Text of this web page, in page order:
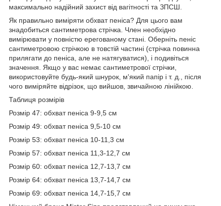
максимально надійний захист від вагітності та ЗПСШ.
Як правильно виміряти обхват пеніса? Для цього вам
знадобиться сантиметрова стрічка. Член необхідно
вимірювати у повністю ерегованому стані. Оберніть пеніс
сантиметровою стрічкою в товстій частині (стрічка повинна
прилягати до пеніса, але не натягуватися), і подивіться
значення. Якщо у вас немає сантиметрової стрічки,
використовуйте будь-який шнурок, м'який папір і т. д., після
чого виміряйте відрізок, що вийшов, звичайною лінійкою.
Таблиця розмірів
Розмір 47: обхват пеніса 9-9,5 см
Розмір 49: обхват пеніса 9,5-10 см
Розмір 53: обхват пеніса 10-11,3 см
Розмір 57: обхват пеніса 11,3-12,7 см
Розмір 60: обхват пеніса 12,7-13,7 см
Розмір 64: обхват пеніса 13,7-14,7 см
Розмір 69: обхват пеніса 14,7-15,7 см